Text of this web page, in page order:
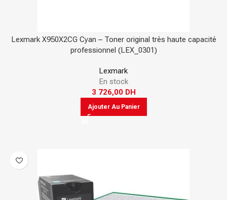
Lexmark X950X2CG Cyan – Toner original très haute capacité
professionnel (LEX_0301)
Lexmark
En stock
3 726,00 DH
Ajouter Au Panier